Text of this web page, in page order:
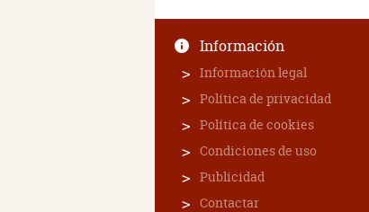
Información
Información legal
Política de privacidad
Política de cookies
Condiciones de uso
Publicidad
Contactar